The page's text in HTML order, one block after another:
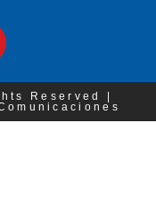
Reserved |